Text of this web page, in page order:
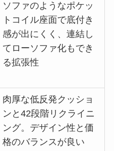
ソファのようなポケッ
トコイル座面で底付き
感が出にくく、連結し
てローソファ化もでき
る拡張性
肉厚な低反発クッショ
ンと42段階リクライニ
ング。デザイン性と価
格のバランスが良い